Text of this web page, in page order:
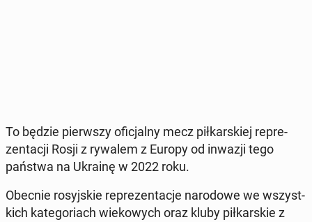
To będzie pierw­szy ofi­cjal­ny mecz pił­kar­skiej re­pre­
zen­ta­cji Rosji z rywalem z Europy od inwazji tego
państwa na Ukrainę w 2022 roku.
Obecnie ro­syj­skie re­pre­zen­ta­cje na­ro­do­we we wszyst­
kich ka­te­go­riach wie­ko­wych oraz kluby pił­kar­skie z